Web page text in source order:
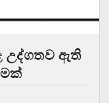
උද්ගතව ඇති